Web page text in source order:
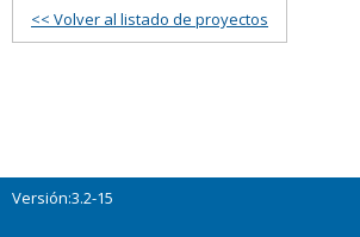
<< Volver al listado de proyectos
Versión:3.2-15